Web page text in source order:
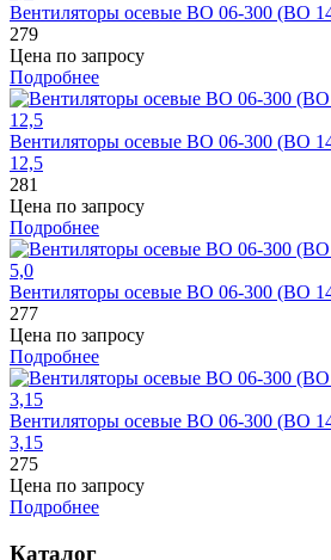
Вентиляторы осевые ВО 06-300 (ВО
279
Цена по запросу
Подробнее
Вентиляторы осевые ВО 06-300 (ВО
12,5
281
Цена по запросу
Подробнее
Вентиляторы осевые ВО 06-300 (ВО
277
Цена по запросу
Подробнее
Вентиляторы осевые ВО 06-300 (ВО
3,15
275
Цена по запросу
Подробнее
Каталог